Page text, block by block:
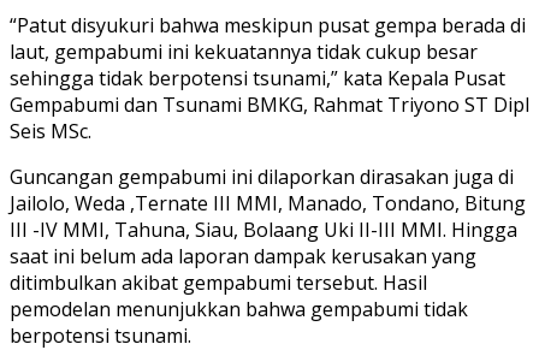
“Patut disyukuri bahwa meskipun pusat gempa berada di
laut, gempabumi ini kekuatannya tidak cukup besar
sehingga tidak berpotensi tsunami,” kata Kepala Pusat
Gempabumi dan Tsunami BMKG, Rahmat Triyono ST Dipl
Seis MSc.
Guncangan gempabumi ini dilaporkan dirasakan juga di
Jailolo, Weda ,Ternate III MMI, Manado, Tondano, Bitung
III -IV MMI, Tahuna, Siau, Bolaang Uki II-III MMI. Hingga
saat ini belum ada laporan dampak kerusakan yang
ditimbulkan akibat gempabumi tersebut. Hasil
pemodelan menunjukkan bahwa gempabumi tidak
berpotensi tsunami.